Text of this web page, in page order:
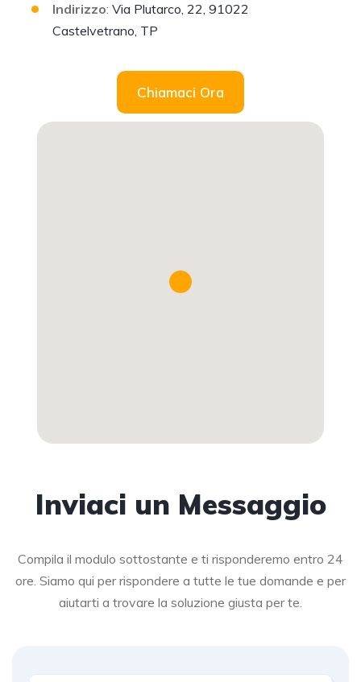
Indirizzo: Via Plutarco, 22, 91022
Castelvetrano, TP
Chiamaci Ora
Inviaci un Messaggio
Compila il modulo sottostante e ti risponderemo entro 24
ore. Siamo qui per rispondere a tutte le tue domande e per
aiutarti a trovare la soluzione giusta per te.